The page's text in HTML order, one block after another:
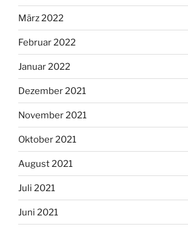
März 2022
Februar 2022
Januar 2022
Dezember 2021
November 2021
Oktober 2021
August 2021
Juli 2021
Juni 2021